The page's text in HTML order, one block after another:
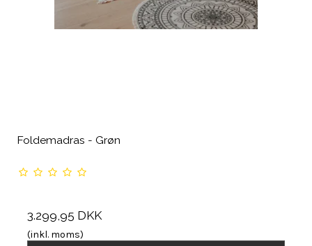
Foldemadras - Grøn
3.299,95 DKK
(inkl. moms)